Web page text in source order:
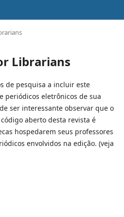
Librarians
de pesquisa a incluir este
periódicos eletrônicos de sua
ser interessante observar que o
aberto desta revista é
hospedarem seus professores
envolvidos na edição. (veja